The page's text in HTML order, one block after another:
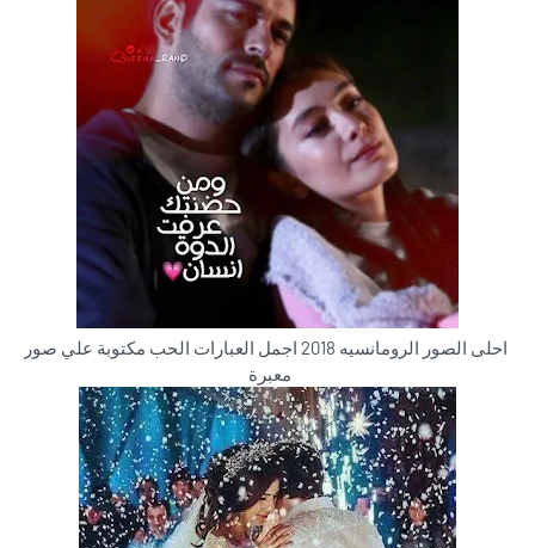
احلى الصور الرومانسيه 2018 اجمل العبارات الحب مكتوبة علي صور
معبرة